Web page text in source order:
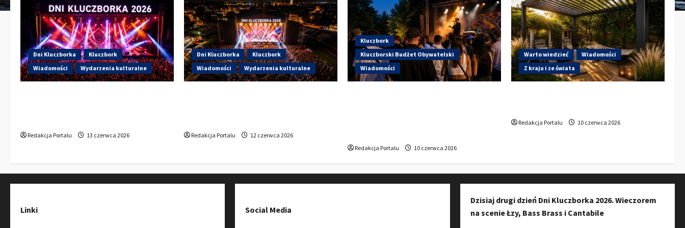
Dni Kluczborka
Kluczbork
Wiadomości
Wydarzenia kulturalne
Redakcja Portalu 13 czerwca 2026
Dni Kluczborka
Kluczbork
Wiadomości
Wydarzenia kulturalne
Redakcja Portalu 12 czerwca 2026
Kluczbork
Kluczborski Budżet Obywatelski
Wiadomości
Redakcja Portalu 10 czerwca 2026
Warto wiedzieć
Wiadomości
Z kraju i ze świata
Redakcja Portalu 10 czerwca 2026
Linki Social Media
Dzisiaj drugi dzień Dni Kluczborka 2026. Wieczorem
na scenie Łzy, Bass Brass i Cantabile